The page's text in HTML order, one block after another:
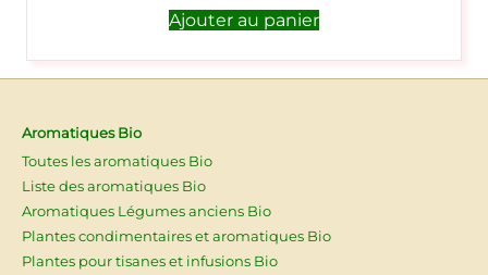
Ajouter au panier
Aromatiques Bio
Toutes les aromatiques Bio
Liste des aromatiques Bio
Aromatiques Légumes anciens Bio
Plantes condimentaires et aromatiques Bio
Plantes pour tisanes et infusions Bio